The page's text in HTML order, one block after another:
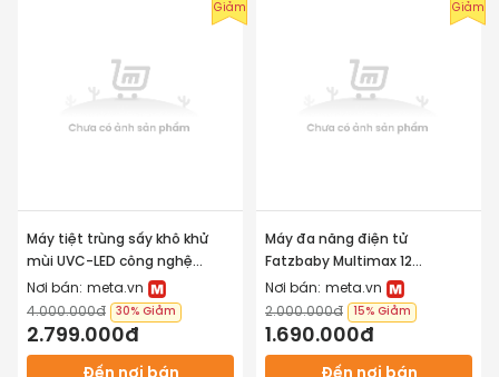
Tính năng
Máy đun nước Fatzbaby
FB3504HB trang bị quạt tự
động để làm nguội nước nhanh và đèn LED thuận
tiện pha sữa vào ban đêm.
Máy đun và hâm nước pha sữa Fatzbaby FB3504HB
Giảm
Máy tiệt trùng sấy khô khử
mùi UVC-LED công nghệ
Anion e-KING 7 FB4732VN
Nơi bán: meta.vn
4.000.000đ
30% Giảm
2.799.000đ
Giảm
Máy đa năng điện tử
Fatzbaby Multimax 12
FB9503KB
Nơi bán: meta.vn
2.000.000đ
15% Giảm
1.690.000đ